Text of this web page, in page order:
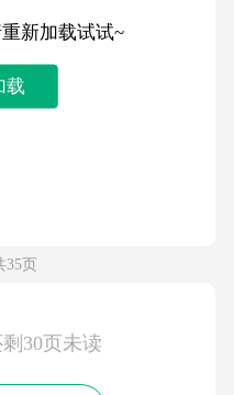
新加载试试~
载
35页
30页未读